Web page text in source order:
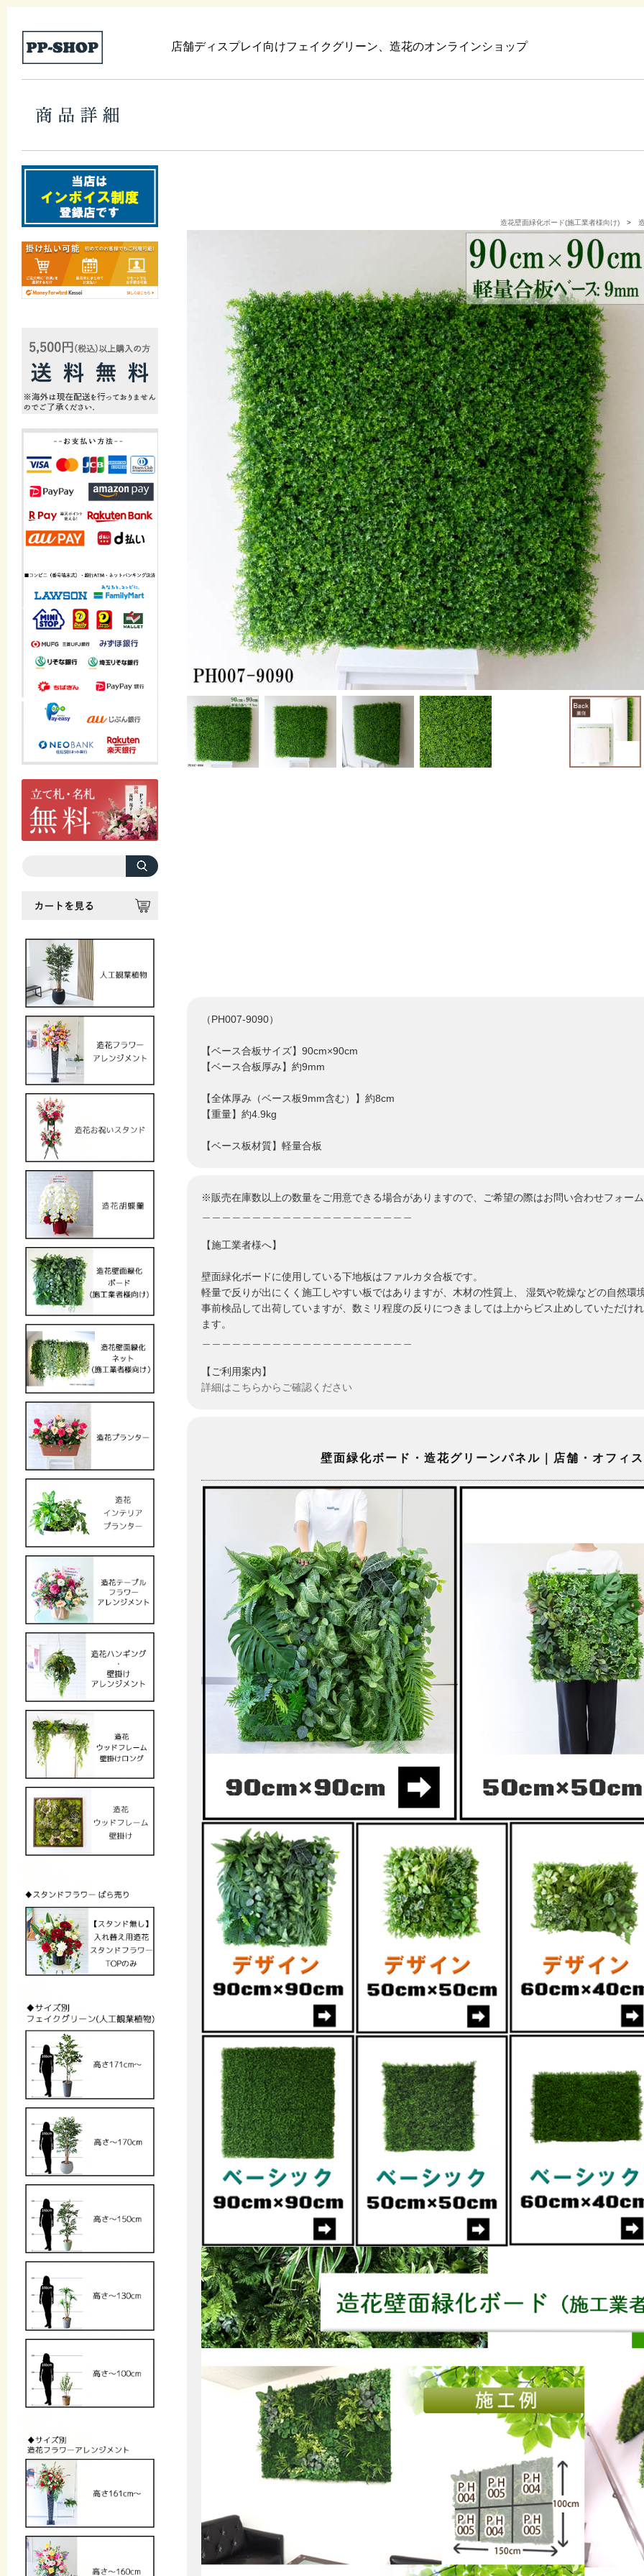
店舗ディスプレイ向けフェイクグリーン、造花のオンラインショップ
造花壁面緑化ボード(施工業者様向け)
（PH007-9090）
【ベース合板サイズ】90cm×90cm
【ベース合板厚み】約9mm
【全体厚み（ベース板9mm含む）】約8cm
【重量】約4.9kg
【ベース板材質】軽量合板
※販売在庫数以上の数量をご用意できる場合がありますので、ご希望の際はお問い合わせフォーム
【施工業者様へ】
壁面緑化ボードに使用している下地板はファルカタ合板です。
軽量で反りが出にくく施工しやすい板ではありますが、木材の性質上、 湿気や乾燥などの自然環
事前検品して出荷していますが、数ミリ程度の反りにつきましては上からビス止めしていただけ
ます。
【ご利用案内】
詳細はこちらからご確認ください
壁面緑化ボード・造花グリーンパネル｜店舗・オフィ